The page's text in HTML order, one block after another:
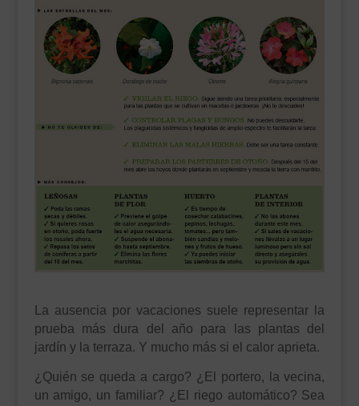
VEURE EN CATALÀ
La ausencia por vacaciones suele representar la
prueba más dura del año para las plantas del
jardín y la terraza. Y mucho más si el calor aprieta.
¿Quién se queda a cargo? ¿El portero, la vecina,
un amigo, un familiar? ¿El riego automático? Sea